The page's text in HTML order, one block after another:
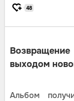
48
выходом
Альбом